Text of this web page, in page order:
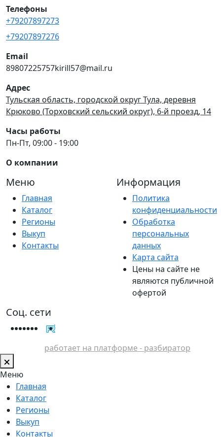
Телефоны
+79207897273
+79207897276
Email
89807225757kirill57@mail.ru
Адрес
Тульская область, городской округ Тула, деревня
Крюково (Торховский сельский округ), 6-й проезд, 14
Часы работы
Пн-Пт, 09:00 - 19:00
О компании
Меню
Главная
Каталог
Регионы
Выкуп
Контакты
Информация
Политика
конфиденциальности
Обработка
персональных
данных
Карта сайта
Цены на сайте не
являются публичной
офертой
Соц. сети
работает на платформе - разбиратор
Меню
Главная
Каталог
Регионы
Выкуп
Контакты